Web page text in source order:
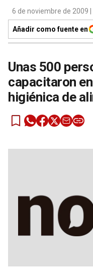
6 de noviembre de 2009
Añadir como fuente en
Unas 500
capacitaron
higiénica de